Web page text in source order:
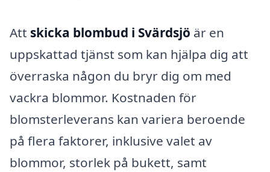
Att skicka blombud i Svärdsjö är en
uppskattad tjänst som kan hjälpa dig att
överraska någon du bryr dig om med
vackra blommor. Kostnaden för
blomsterleverans kan variera beroende
på flera faktorer, inklusive valet av
blommor, storlek på bukett, samt